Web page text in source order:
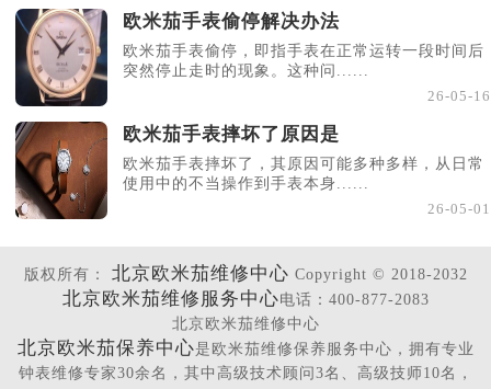
欧米茄手表偷停解决办法
欧米茄手表偷停，即指手表在正常运转一段时间后
突然停止走时的现象。这种问......
26-05-16
欧米茄手表摔坏了原因是
欧米茄手表摔坏了，其原因可能多种多样，从日常
使用中的不当操作到手表本身......
26-05-01
版权所有： 北京欧米茄维修中心 Copyright © 2018-2032
北京欧米茄维修服务中心电话：400-877-2083
北京欧米茄维修中心
北京欧米茄保养中心是欧米茄维修保养服务中心，拥有专业
钟表维修专家30余名，其中高级技术顾问3名、高级技师10名，